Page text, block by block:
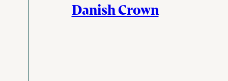
Danish Crown